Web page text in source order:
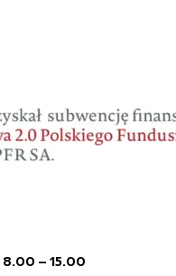
8.00 – 15.00